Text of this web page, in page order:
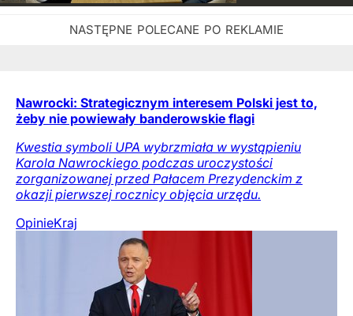
Nawrocki: Strategicznym interesem Polski jest to,
żeby nie powiewały banderowskie flagi
Kwestia symboli UPA wybrzmiała w wystąpieniu
Karola Nawrockiego podczas uroczystości
zorganizowanej przed Pałacem Prezydenckim z
okazji pierwszej rocznicy objęcia urzędu.
OpinieKraj